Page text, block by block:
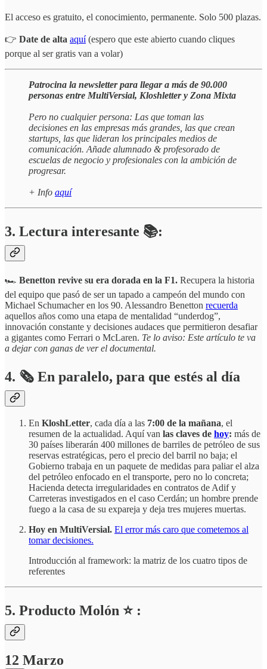
El acceso es gratuito, el conocimiento, permanente. Solo 500 plazas.
👉 Date de alta aquí(espero que este abierto cuando cliques
porque al ser gratis van a volar)
Patrocina la newsletter para llegar a más de 90.000
personas entre MultiVersial, Kloshletter y Zona Mixta
Pero no cualquier persona: Las que toman las
decisiones en las empresas más grandes, las que crean
startups, las que lideran los principales medios de
comunicación. Añade alumnado & profesorado de
escuelas de negocio y profesionales con la ambición de
progresar.
+ Info aquí
3. Lectura interesante 📚:
🏎️ Benetton revive su era dorada en la F1. Recupera la historia
del equipo que pasó de ser un tapado a campeón del mundo con
Michael Schumacher en los 90. Alessandro Benetton recuerda
aquellos años como una etapa de mentalidad “underdog”,
innovación constante y decisiones audaces que permitieron desafiar
a gigantes como Ferrari o McLaren. Te lo aviso: Este artículo te va
a dejar con ganas de ver el documental.
4. 🗞️ En paralelo, para que estés al día
En KloshLetter, cada día a las 7:00 de la mañana, el
resumen de la actualidad. Aquí van las claves de hoy: más de
30 países liberarán 400 millones de barriles de petróleo de sus
reservas estratégicas, pero el precio del barril no baja; el
Gobierno trabaja en un paquete de medidas para paliar el alza
del petróleo enfocado en el transporte, pero no lo concreta;
Hacienda detecta irregularidades en contratos de Adif y
Carreteras investigados en el caso Cerdán; un hombre prende
fuego a la casa de su expareja y deja tres mujeres muertas.
Hoy en MultiVersial. El error más caro que cometemos al
tomar decisiones.
Introducción al framework: la matriz de los cuatro tipos de
referentes
5. Producto Molón ⭐ :
12 Marzo